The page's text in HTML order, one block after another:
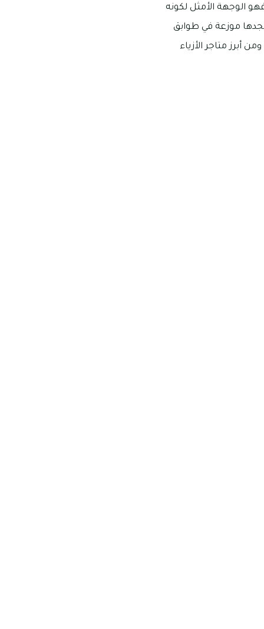
الوجهة الأمثل لكونه
تجدها موزعة في طوابق
أبرز متاجر الأزياء